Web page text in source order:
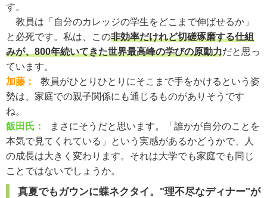
す。
教員は「自分のカレッジの学生をどこまで伸ばせるか」
と必死です。私は、この非効率だけれど切磋琢磨する仕組
みが、800年続いてきた世界最高峰の学びの原動力だと思っ
ています。
加藤：
教員がひとりひとりにそこまで手をかけるという姿
勢は、家庭での親子関係にも通じるものがありそうです
ね。
飯田氏：
まさにそうだと思います。「誰かが自分のことを
本気で見てくれている」という実感があるかどうかで、人
の成長は大きく変わります。それは大学でも家庭でも同じ
ことではないでしょうか。
真夏でもガウンに蝶ネクタイ。"理不尽なディナー"が